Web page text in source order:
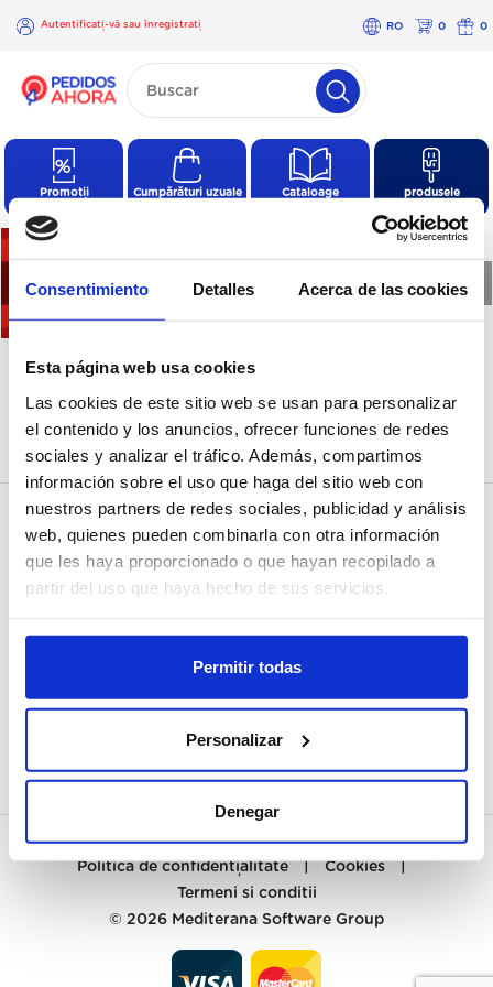
Consentimiento Detalles Acerca de las cookies
Esta página web usa cookies
Las cookies de este sitio web se usan para personalizar
el contenido y los anuncios, ofrecer funciones de redes
sociales y analizar el tráfico. Además, compartimos
información sobre el uso que haga del sitio web con
nuestros partners de redes sociales, publicidad y análisis
web, quienes pueden combinarla con otra información
que les haya proporcionado o que hayan recopilado a
partir del uso que haya hecho de sus servicios.
Permitir todas
Personalizar
Denegar
Autentificați-vă sau înregistrați
RO 0 0
×
Autentificați-
înregistrați-
Promoții Cumpărături uzuale Cataloage produsele
❮ ❯
Un exista produse in
aceasta categorie
CONTUL MEU
MĂ ÎNREGISTREZ
RELAȚII CLIENȚI
Politica de confidențialitate Cookies
Termeni si conditii
© 2026 Mediterana Software Group